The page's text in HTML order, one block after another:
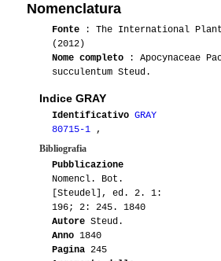
Nomenclatura
Fonte : The International Plant
(2012)
Nome completo : Apocynaceae
succulentum Steud.
Indice GRAY
Identificativo GRAY
80715-1 ,
Bibliografia
Pubblicazione
Nomencl. Bot.
[Steudel], ed. 2. 1:
196; 2: 245. 1840
Autore Steud.
Anno 1840
Pagina 245